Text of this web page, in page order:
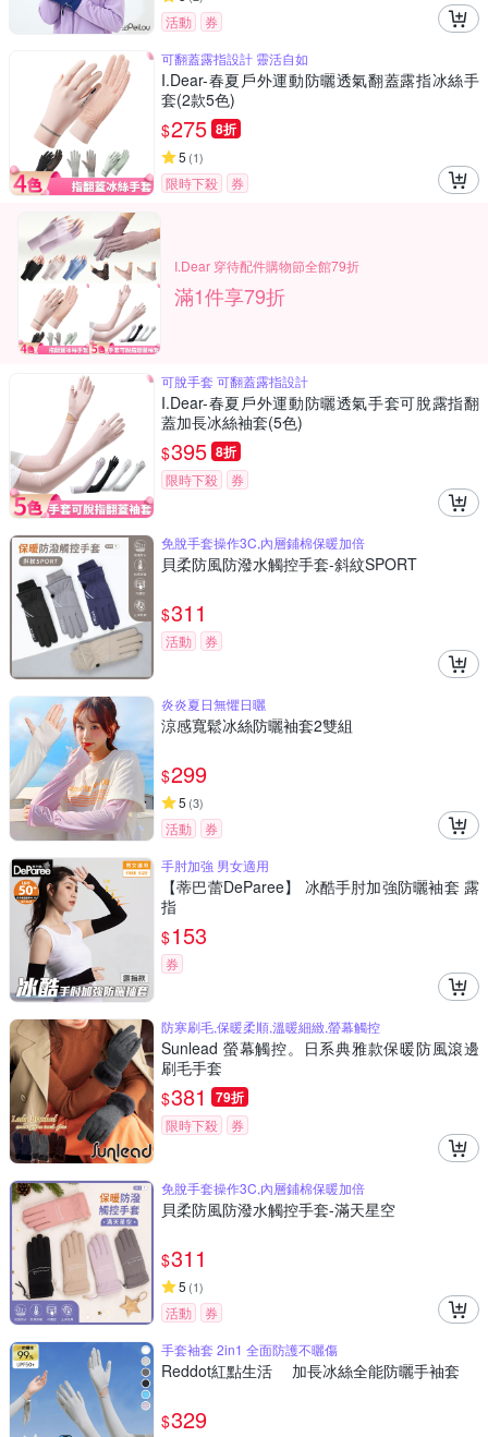
活動
券
可翻蓋露指設計 靈活自如
I.Dear-春夏戶外運動防曬透氣翻蓋露指冰絲手
套(2款5色)
$275 8折
5 (1)
限時下殺 券
I.Dear 穿待配件購物節全館79折
滿1件享79折
可脫手套 可翻蓋露指設計
I.Dear-春夏戶外運動防曬透氣手套可脫露指翻
蓋加長冰絲袖套(5色)
$395 8折
限時下殺 券
免脫手套操作3C,內層鋪棉保暖加倍
貝柔防風防潑水觸控手套-斜紋SPORT
$311
活動 券
炎炎夏日無懼日曬
涼感寬鬆冰絲防曬袖套2雙組
$299
5 (3)
活動
券
手肘加強 男女適用
【蒂巴蕾DeParee】 冰酷手肘加強防曬袖套 露
指
$153
券
防寒刷毛,保暖柔順,溫暖細緻,螢幕觸控
Sunlead 螢幕觸控。日系典雅款保暖防風滾邊
刷毛手套
$381 79折
限時下殺 券
免脫手套操作3C,內層鋪棉保暖加倍
貝柔防風防潑水觸控手套-滿天星空
$311
5 (1)
活動
券
手套袖套 2in1 全面防護不曬傷
Reddot紅點生活 加長冰絲全能防曬手袖套
$329